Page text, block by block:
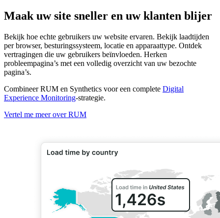
Maak uw site sneller en uw klanten blijer
Bekijk hoe echte gebruikers uw website ervaren. Bekijk laadtijden
per browser, besturingssysteem, locatie en apparaattype. Ontdek
vertragingen die uw gebruikers beïnvloeden. Herken
probleempagina’s met een volledig overzicht van uw bezochte
pagina’s.
Combineer RUM en Synthetics voor een complete Digital
Experience Monitoring-strategie.
Vertel me meer over RUM